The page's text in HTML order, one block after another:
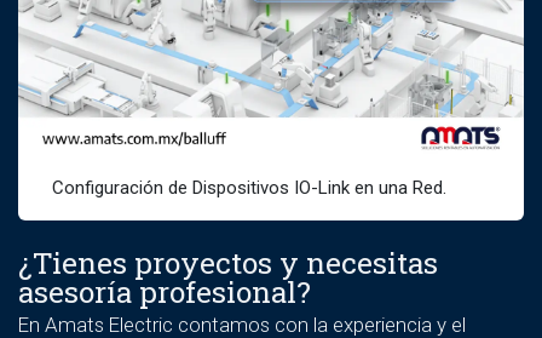
Configuración de Dispositivos IO-Link en una Red.
¿Tienes proyectos y necesitas
asesoría profesional?
En Amats Electric contamos con la experiencia y el